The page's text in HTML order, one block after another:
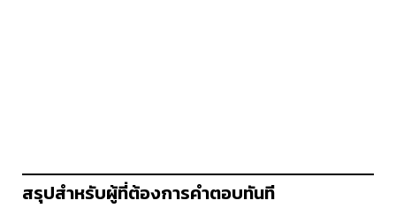
สรุปสำหรับผู้ที่ต้องการคำตอบทันที